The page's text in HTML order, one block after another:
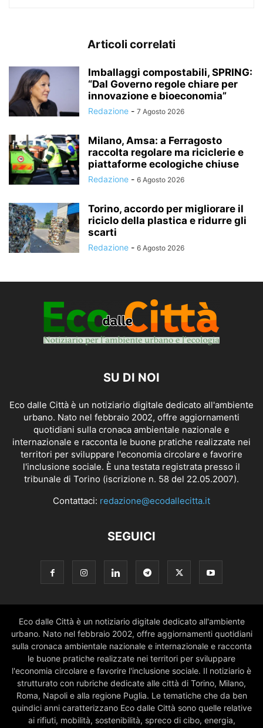
Articoli correlati
Imballaggi compostabili, SPRING:
“Dal Governo regole chiare per
innovazione e bioeconomia”
Redazione - 7 Agosto 2026
Milano, Amsa: a Ferragosto
raccolta regolare ma riciclerie e
piattaforme ecologiche chiuse
Redazione - 6 Agosto 2026
Torino, accordo per migliorare il
riciclo della plastica e ridurre gli
scarti
Redazione - 6 Agosto 2026
SU DI NOI
Eco dalle Città è un notiziario digitale dedicato all'ambiente
urbano. Nato nel febbraio 2002, offre aggiornamenti
quotidiani sulla cronaca ambientale nazionale e
internazionale e racconta le buone pratiche realizzate nei
territori per sviluppare l'economia circolare e favorire
l'inclusione sociale. È una testata registrata presso il
tribunale di Torino (iscrizione n. 58 del 22.05.2007).
Contattaci: redazione@ecodallecitta.it
SEGUICI
Eco dalle Città è un notiziario digitale dedicato all'ambiente
urbano. Nato nel febbraio 2002, offre aggiornamenti quotidiani
sulla cronaca ambientale nazionale e internazionale e racconta
le buone pratiche realizzate nei territori per sviluppare
l'economia circolare e favorire l'inclusione sociale. Il notiziario è
strutturato con rubriche dedicate alle città di Torino, Milano,
Roma, Napoli e alla regione Puglia. Le tematiche che da ben
quindici anni caratterizzano Eco dalle Città sono quelle relative
ai rifiuti, mobilità, sostenibilità, spreco di cibo, energia,